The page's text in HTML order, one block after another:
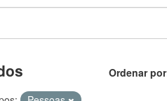
Ordenar por